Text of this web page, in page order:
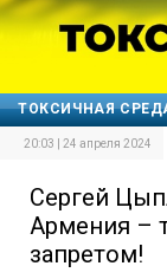
ТОКСИЧНАЯ
20:03 | 24 апреля 2024
Сергей
Армения –
запретом!